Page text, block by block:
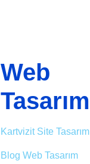
Web
Tasarım
Kartvizit Site Tasarım
Blog Web Tasarım